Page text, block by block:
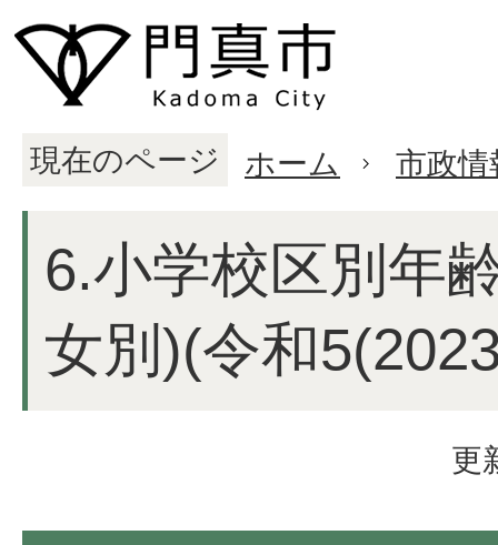
現在のページ ホーム 市政情
6.小学校区別年
女別)(令和
更